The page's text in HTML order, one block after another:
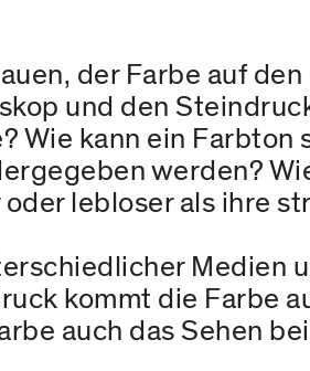
der Farbe auf den
und den
Wie kann ein Farbton
werden?
lebloser als ihre
Medien
kommt die Farbe
auch das Sehen